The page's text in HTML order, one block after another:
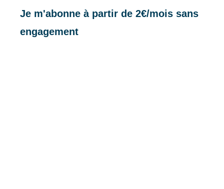
Je m'abonne à partir de 2€/mois sans
engagement